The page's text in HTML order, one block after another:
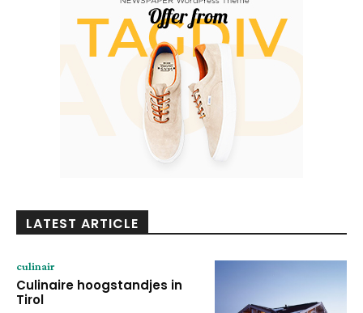
LATEST ARTICLE
culinair
Culinaire hoogstandjes in
Tirol